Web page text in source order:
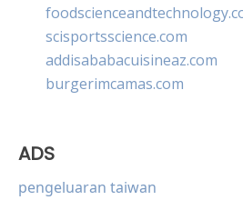
scisportsscience.com
addisababacuisineaz.com
burgerimcamas.com
ADS
pengeluaran taiwan